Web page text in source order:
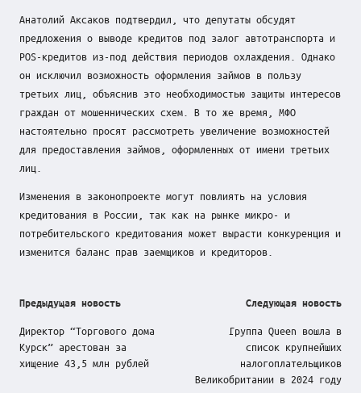
Анатолий Аксаков подтвердил, что депутаты обсудят
предложения о выводе кредитов под залог автотранспорта и
POS-кредитов из-под действия периодов охлаждения. Однако
он исключил возможность оформления займов в пользу
третьих лиц, объяснив это необходимостью защиты интересов
граждан от мошеннических схем. В то же время, МФО
настоятельно просят рассмотреть увеличение возможностей
для предоставления займов, оформленных от имени третьих
лиц.
Изменения в законопроекте могут повлиять на условия
кредитования в России, так как на рынке микро- и
потребительского кредитования может вырасти конкуренция и
изменится баланс прав заемщиков и кредиторов.
Post
navigation
Предыдущая новость
Директор “Торгового дома
Курск” арестован за
хищение 43,5 млн рублей
Следующая новость
Группа Queen вошла в
список крупнейших
налогоплательщиков
Великобритании в 2024 году